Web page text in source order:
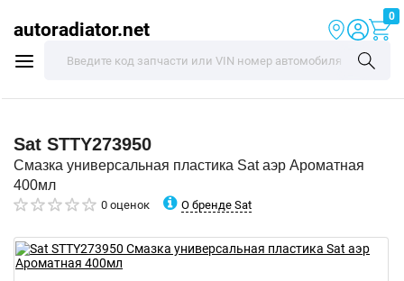
autoradiator.net
0
Sat STTY273950
Смазка универсальная пластика Sat аэр Ароматная
400мл
0 оценок О бренде Sat